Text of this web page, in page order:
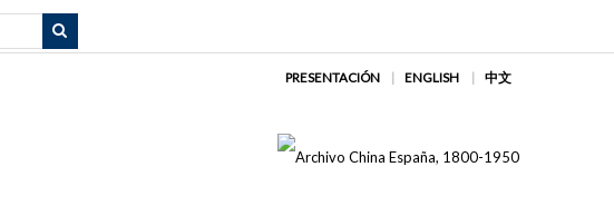
PRESENTACIÓN ENGLISH 中文